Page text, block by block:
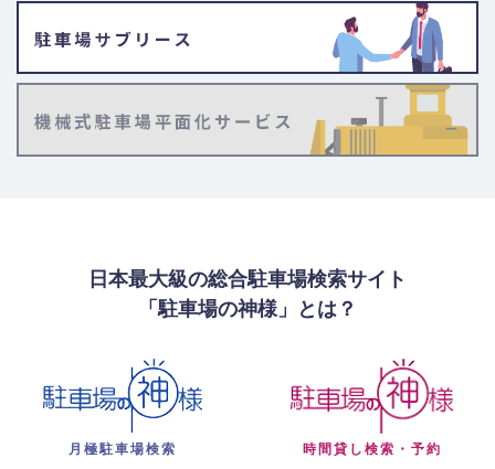
日本最大級の総合駐車場検索サイト
「駐車場の神様」とは？
月極駐車場検索 時間貸し検索・予約